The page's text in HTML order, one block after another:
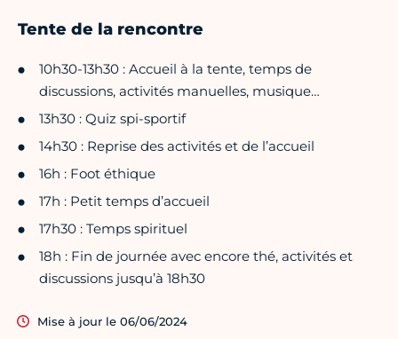
Tente de la rencontre
10h30-13h30 : Accueil à la tente, temps de
discussions, activités manuelles, musique…
13h30 : Quiz spi-sportif
14h30 : Reprise des activités et de l’accueil
16h : Foot éthique
17h : Petit temps d’accueil
17h30 : Temps spirituel
18h : Fin de journée avec encore thé, activités et
discussions jusqu’à 18h30
Mise à jour le 06/06/2024